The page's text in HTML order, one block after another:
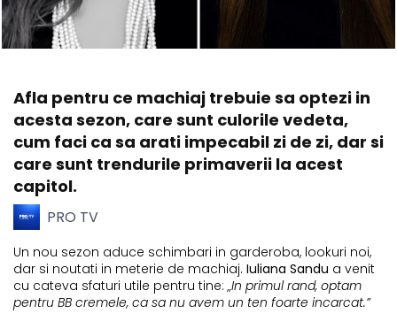
Afla pentru ce machiaj trebuie sa optezi in
acesta sezon, care sunt culorile vedeta,
cum faci ca sa arati impecabil zi de zi, dar si
care sunt trendurile primaverii la acest
capitol.
PRO TV
Un nou sezon aduce schimbari in garderoba, lookuri noi,
dar si noutati in meterie de machiaj. Iuliana Sandu a venit
cu cateva sfaturi utile pentru tine: „In primul rand, optam
pentru BB cremele, ca sa nu avem un ten foarte incarcat.”